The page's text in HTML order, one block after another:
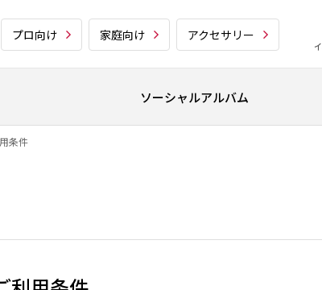
プロ向け 家庭向け アクセサリー
ソーシャルアルバム
条件